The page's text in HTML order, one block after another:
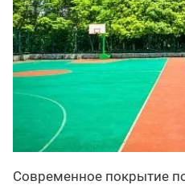
Современное покрытие